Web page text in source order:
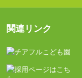
関連リンク